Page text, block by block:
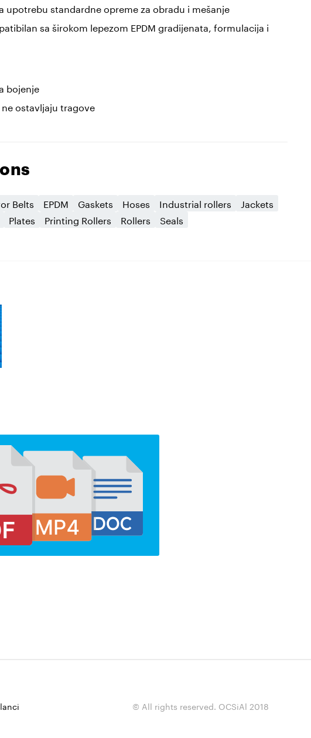
upotrebu standardne opreme za obradu i mešanje
sa širokom lepezom EPDM gradijenata, formulacija i
bojenje
ne ostavljaju tragove
Belts EPDM Gaskets Hoses Industrial rollers
Jackets
Plates Printing Rollers Rollers Seals
© All rights reserved. OCSiAl 2018